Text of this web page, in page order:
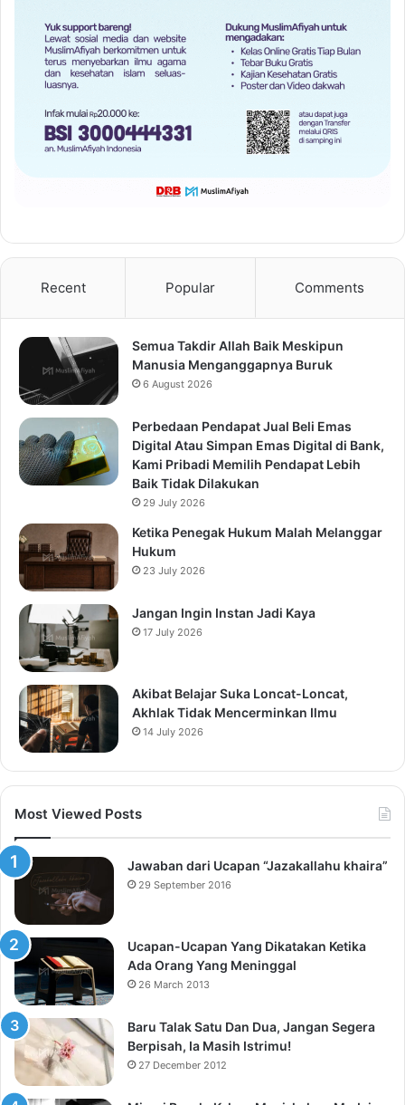
Recent Popular Comments
Semua Takdir Allah Baik Meskipun
Manusia Menganggapnya Buruk
6 August 2026
Perbedaan Pendapat Jual Beli Emas
Digital Atau Simpan Emas Digital di Bank,
Kami Pribadi Memilih Pendapat Lebih
Baik Tidak Dilakukan
29 July 2026
Ketika Penegak Hukum Malah Melanggar
Hukum
23 July 2026
Jangan Ingin Instan Jadi Kaya
17 July 2026
Akibat Belajar Suka Loncat-Loncat,
Akhlak Tidak Mencerminkan Ilmu
14 July 2026
Most Viewed Posts
Jawaban dari Ucapan “Jazakallahu khaira”
29 September 2016
Ucapan-Ucapan Yang Dikatakan Ketika
Ada Orang Yang Meninggal
26 March 2013
Baru Talak Satu Dan Dua, Jangan Segera
Berpisah, Ia Masih Istrimu!
27 December 2012